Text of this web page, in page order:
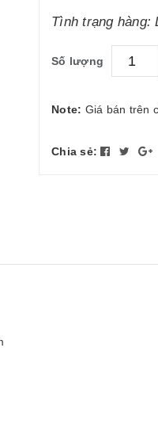
Tình trạng hàng:
Số lượng
Note: Giá bán trên
Chia sẻ: